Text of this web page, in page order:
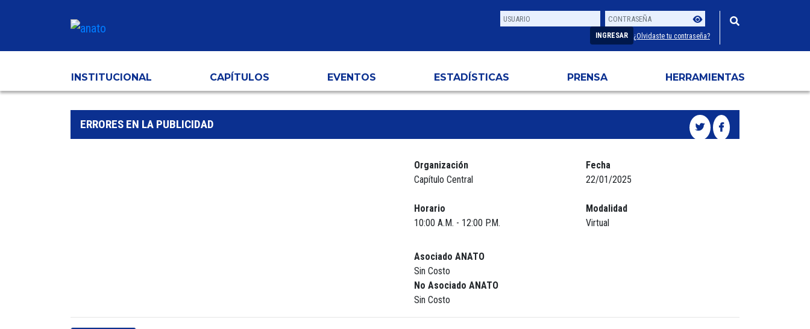
Usuario
Contraseña
INGRESAR ¿Olvidaste tu contraseña?
INSTITUCIONAL CAPÍTULOS EVENTOS ESTADÍSTICAS PRENSA HERRAMIENTAS
ERRORES EN LA PUBLICIDAD
Organización
Capítulo Central
Fecha
22/01/2025
Horario
10:00 A.M. - 12:00 P.M.
Modalidad
Virtual
Asociado ANATO
Sin Costo
No Asociado ANATO
Sin Costo